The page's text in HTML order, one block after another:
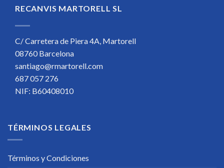
RECANVIS MARTORELL SL
C/ Carretera de Piera 4A, Martorell
08760 Barcelona
santiago@rmartorell.com
687 057 276
NIF: B60408010
TÉRMINOS LEGALES
Términos y Condiciones